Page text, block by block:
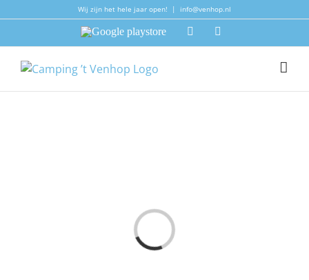
naar
Wij zijn het hele jaar open! | info@venhop.nl
Google
Facebook
F
A
Q
i
t
e
m
s
aa
n
h
e
t
l a
d
e
n
.
.
.